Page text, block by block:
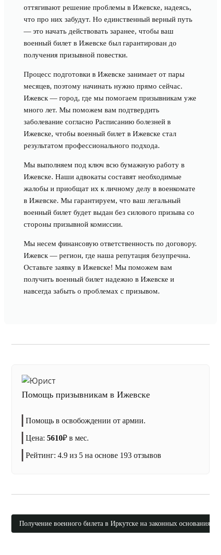
оттягивают решение проблемы в Ижевске, надеясь,
что про них забудут. Но единственный верный путь
— это начать действовать заранее, чтобы ваш
военный билет в Ижевске был гарантирован до
получения призывной повестки.
Процесс подготовки в Ижевске занимает от пары
месяцев, поэтому начинать нужно прямо сейчас.
Ижевск — город, где мы помогаем призывникам уже
много лет. Мы поможем вам подтвердить
заболевание согласно Расписанию болезней в
Ижевске, чтобы военный билет в Ижевске стал
результатом профессионального подхода.
Мы выполняем под ключ всю бумажную работу в
Ижевске. Наши адвокаты составят необходимые
жалобы и приобщат их к личному делу в военкомате
в Ижевске. Мы гарантируем, что ваш легальный
военный билет будет выдан без силового призыва со
стороны призывной комиссии.
Мы несем финансовую ответственность по договору.
Ижевск — регион, где наша репутация безупречна.
Оставьте заявку в Ижевске! Мы поможем вам
получить военный билет надежно в Ижевске и
навсегда забыть о проблемах с призывом.
Помощь призывникам в Ижевске
Помощь в освобождении от армии.
Цена: 5610₽ в мес.
Рейтинг: 4.9 из 5 на основе 193 отзывов
Получение военного билета в Иркутске на законных основаниях